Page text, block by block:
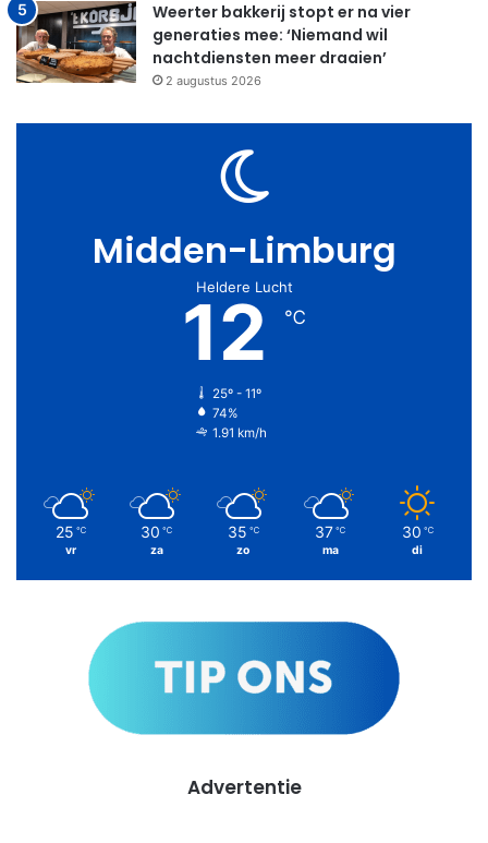
Weerter bakkerij stopt er na vier
generaties mee: ‘Niemand wil
nachtdiensten meer draaien’
2 augustus 2026
Midden-Limburg
Heldere Lucht
12 ℃
25º - 11º
74%
1.91 km/h
25 ℃
vr
30 ℃
za
35 ℃
zo
37 ℃
ma
30 ℃
di
Advertentie